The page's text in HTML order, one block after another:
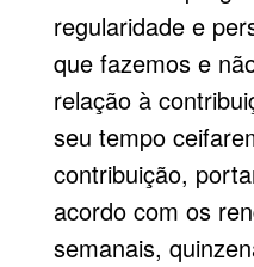
regularidade e
que fazemos e
relação à
seu tempo
contribuição,
acordo com os
semanais,